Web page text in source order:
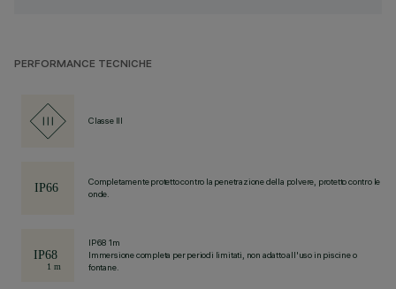
PERFORMANCE TECNICHE
Classe III
Completamente protetto contro la penetrazione della polvere, protetto contro le
onde.
IP68 1m
Immersione completa per periodi limitati, non adatto all'uso in piscine o
fontane.